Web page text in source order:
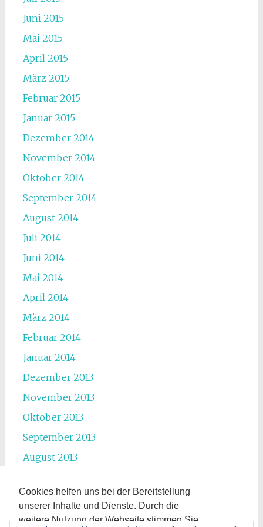
Cookies helfen uns bei der Bereitstellung
unserer Inhalte und Dienste. Durch die
weitere Nutzung der Webseite stimmen Sie
Juni 2015
Mai 2015
April 2015
März 2015
Februar 2015
Januar 2015
Dezember 2014
November 2014
Oktober 2014
September 2014
August 2014
Juli 2014
Juni 2014
Mai 2014
April 2014
März 2014
Februar 2014
Januar 2014
Dezember 2013
November 2013
Oktober 2013
September 2013
August 2013
Juni 2013
Mai 2013